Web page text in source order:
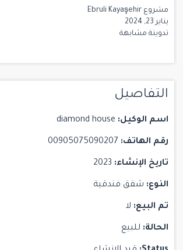
مشروع Ebruli Kayaşehir
يناير 23, 2024
تدوينة مشابهة
التفاصيل
اسم الوكيل:
رقم الهاتف:
تاريخ الإنشاء:
النوع: شقق فندقية
تم البيع:
الحالة: